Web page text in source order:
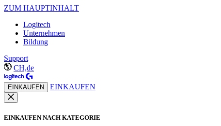
ZUM HAUPTINHALT
Logitech
Unternehmen
Bildung
Support
CH,de
EINKAUFEN EINKAUFEN
EINKAUFEN NACH KATEGORIE